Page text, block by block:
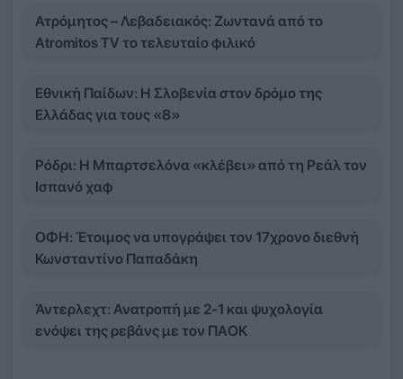
Ατρόμητος – Λεβαδειακός: Ζωντανά από το
Atromitos TV το τελευταίο φιλικό
Εθνική Παίδων: Η Σλοβενία στον δρόμο της
Ελλάδας για τους «8»
Ρόδρι: Η Μπαρτσελόνα «κλέβει» από τη Ρεάλ τον
Ισπανό χαφ
ΟΦΗ: Έτοιμος να υπογράψει τον 17χρονο διεθνή
Κωνσταντίνο Παπαδάκη
Άντερλεχτ: Ανατροπή με 2-1 και ψυχολογία
ενόψει της ρεβάνς με τον ΠΑΟΚ